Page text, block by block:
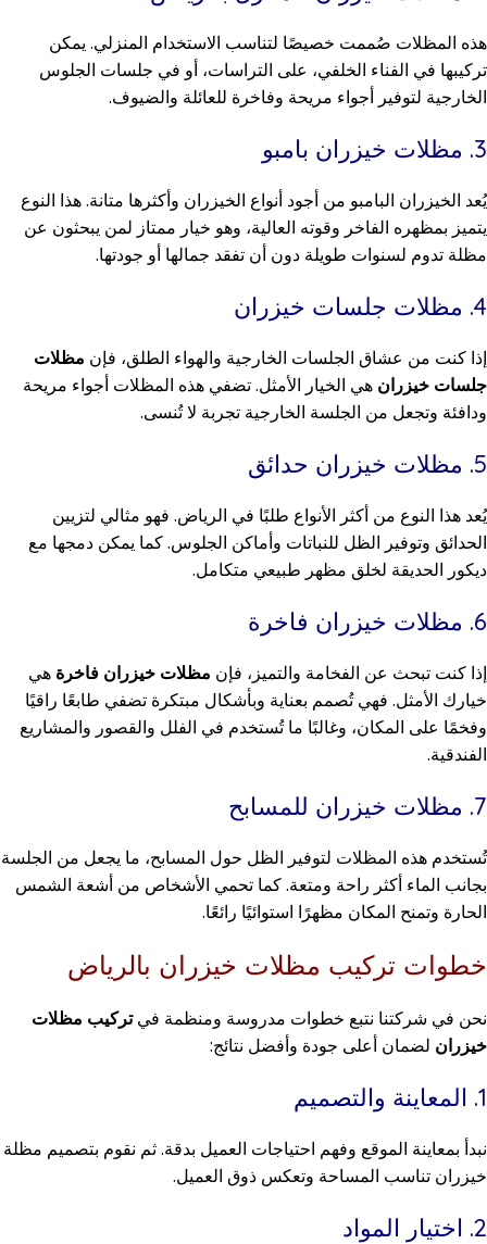
هذه المظلات صُممت خصيصًا لتناسب الاستخدام المنزلي. يمكن
تركيبها في الفناء الخلفي، على التراسات، أو في جلسات الجلوس
الخارجية لتوفير أجواء مريحة وفاخرة للعائلة والضيوف.
3. مظلات خيزران بامبو
يُعد الخيزران البامبو من أجود أنواع الخيزران وأكثرها متانة. هذا النوع
يتميز بمظهره الفاخر وقوته العالية، وهو خيار ممتاز لمن يبحثون عن
مظلة تدوم لسنوات طويلة دون أن تفقد جمالها أو جودتها.
4. مظلات جلسات خيزران
إذا كنت من عشاق الجلسات الخارجية والهواء الطلق، فإن مظلات
جلسات خيزران هي الخيار الأمثل. تضفي هذه المظلات أجواء مريحة
ودافئة وتجعل من الجلسة الخارجية تجربة لا تُنسى.
5. مظلات خيزران حدائق
يُعد هذا النوع من أكثر الأنواع طلبًا في الرياض. فهو مثالي لتزيين
الحدائق وتوفير الظل للنباتات وأماكن الجلوس. كما يمكن دمجها مع
ديكور الحديقة لخلق مظهر طبيعي متكامل.
6. مظلات خيزران فاخرة
إذا كنت تبحث عن الفخامة والتميز، فإن مظلات خيزران فاخرة هي
خيارك الأمثل. فهي تُصمم بعناية وبأشكال مبتكرة تضفي طابعًا راقيًا
وفخمًا على المكان، وغالبًا ما تُستخدم في الفلل والقصور والمشاريع
الفندقية.
7. مظلات خيزران للمسابح
تُستخدم هذه المظلات لتوفير الظل حول المسابح، ما يجعل من الجلسة
بجانب الماء أكثر راحة ومتعة. كما تحمي الأشخاص من أشعة الشمس
الحارة وتمنح المكان مظهرًا استوائيًا رائعًا.
خطوات تركيب مظلات خيزران بالرياض
نحن في شركتنا نتبع خطوات مدروسة ومنظمة فيتركيب مظلات
خيزران لضمان أعلى جودة وأفضل نتائج:
1. المعاينة والتصميم
نبدأ بمعاينة الموقع وفهم احتياجات العميل بدقة. ثم نقوم بتصميم مظلة
خيزران تناسب المساحة وتعكس ذوق العميل.
2. اختيار المواد